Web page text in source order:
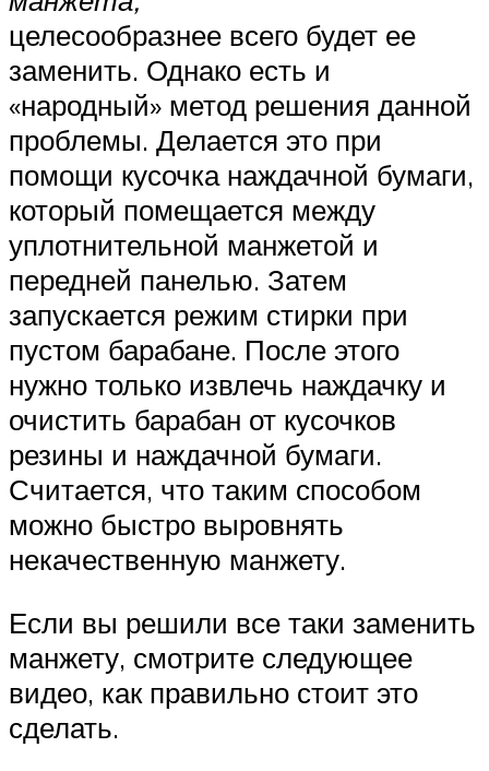
целесообразнее всего будет ее
заменить. Однако есть и
«народный» метод решения данной
проблемы. Делается это при
помощи кусочка наждачной бумаги,
который помещается между
уплотнительной манжетой и
передней панелью. Затем
запускается режим стирки при
пустом барабане. После этого
нужно только извлечь наждачку и
очистить барабан от кусочков
резины и наждачной бумаги.
Считается, что таким способом
можно быстро выровнять
некачественную манжету.
Если вы решили все таки заменить
манжету, смотрите следующее
видео, как правильно стоит это
сделать.